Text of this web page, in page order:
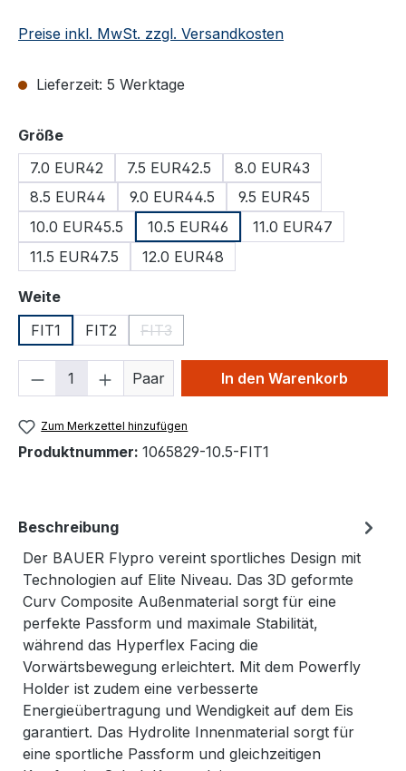
Preise inkl. MwSt. zzgl. Versandkosten
Lieferzeit: 5 Werktage
Größeauswählen
7.0 EUR42
7.5 EUR42.5
8.0 EUR43
8.5 EUR44
9.0 EUR44.5
9.5 EUR45
10.0 EUR45.5
10.5 EUR46
11.0 EUR47
11.5 EUR47.5
12.0 EUR48
Weiteauswählen
FIT1
FIT2 FIT3
(Diese Option ist zurzeit nicht verfügbar.)
Produkt Anzahl: Gib den
Paar In den Warenkorb
Zum Merkzettel hinzufügen
Produktnummer: 1065829-10.5-FIT1
Beschreibung
Der BAUER Flypro vereint sportliches Design mit
Technologien auf Elite Niveau. Das 3D geformte
Curv Composite Außenmaterial sorgt für eine
perfekte Passform und maximale Stabilität,
während das Hyperflex Facing die
Vorwärtsbewegung erleichtert. Mit dem Powerfly
Holder ist zudem eine verbesserte
Energieübertragung und Wendigkeit auf dem Eis
garantiert. Das Hydrolite Innenmaterial sorgt für
eine sportliche Passform und gleichzeitigen